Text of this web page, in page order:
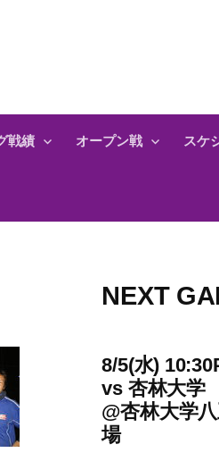
戦績 オープン戦 スケ
NEXT
8/5(水)
vs杏林大学
@杏林大学
場